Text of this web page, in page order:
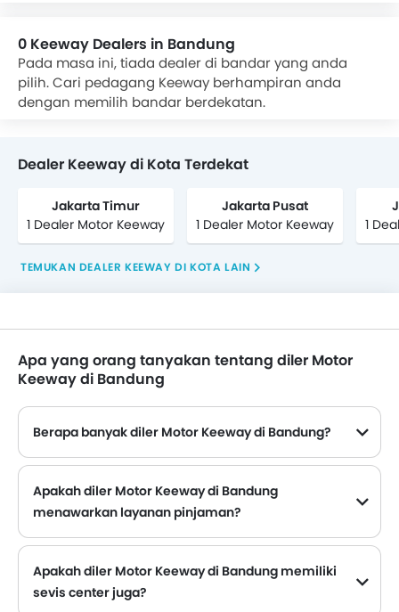
untuk kenyamanan Anda. Detail yang tersedia. Pilihan
motor Keeway yang populer antara lain . Hubungi
Dealer Keeway untuk tukar tambah motor lama Anda,
pembelian tunai atauKredit Motor. Pilihan motor
0 Keeway Dealers in Bandung
Pada masa ini, tiada dealer di bandar yang anda
pilih. Cari pedagang Keeway berhampiran anda
dengan memilih bandar berdekatan.
Dealer Keeway di Kota Terdekat
Jakarta Timur
1 Dealer Motor Keeway
Jakarta Pusat
1 Dealer Motor Keeway
1
TEMUKAN DEALER KEEWAY DI KOTA LAIN
Apa yang orang tanyakan tentang diler Motor
Keeway di Bandung
Berapa banyak diler Motor Keeway di Bandung?
Apakah diler Motor Keeway di Bandung
menawarkan layanan pinjaman?
Apakah diler Motor Keeway di Bandung memiliki
sevis center juga?